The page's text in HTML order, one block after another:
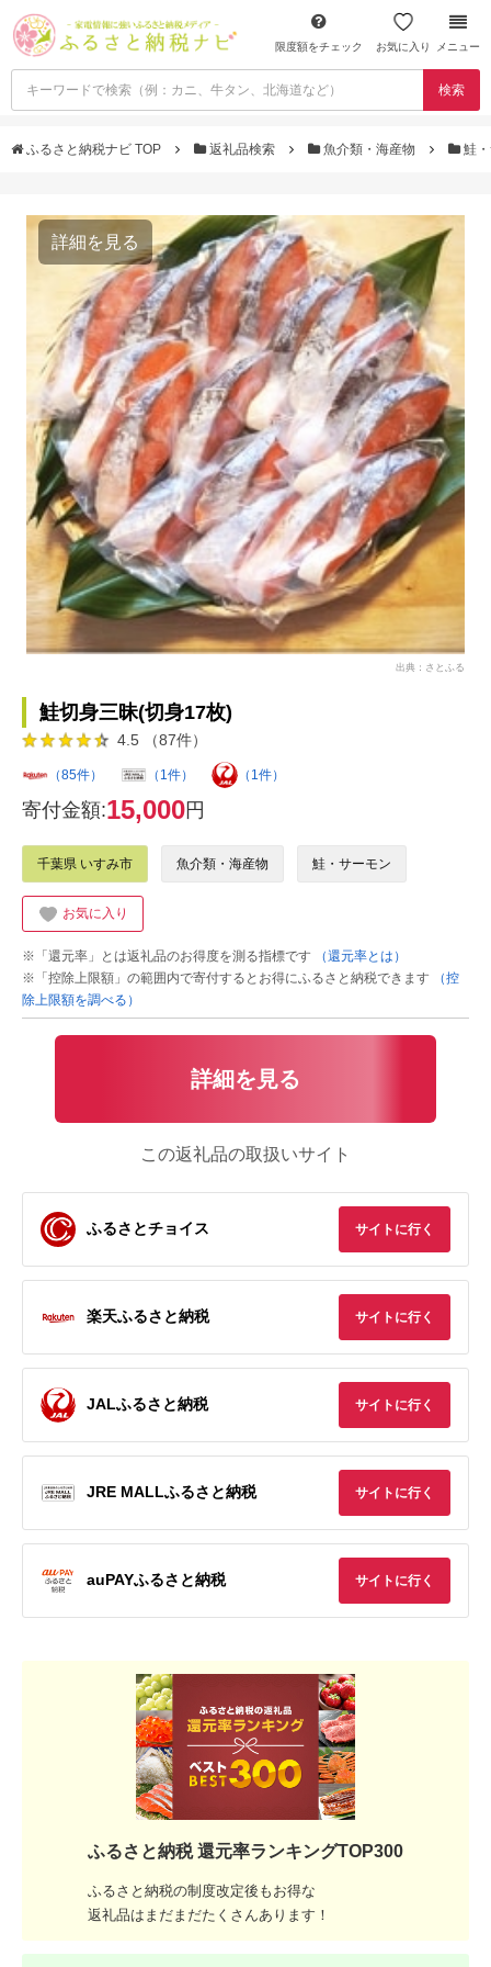
限度額をチェック お気に入り メニュー
検索
ふるさと納税ナビ TOP 返礼品検索 魚介類・海産物 鮭
詳細を見る
出典：さとふる
鮭切身三昧(切身17枚)
4.5 （87件）
（85件） （1件） （1件）
寄付金額:15,000円
千葉県 いすみ市 魚介類・海産物 鮭・サーモン
お気に入り
※「還元率」とは返礼品のお得度を測る指標です
（還元率とは）
※「控除上限額」の範囲内で寄付するとお得にふるさと納税できます
（控
除上限額を調べる）
詳細を見る
この返礼品の取扱いサイト
ふるさとチョイス サイトに行く
楽天ふるさと納税 サイトに行く
JALふるさと納税 サイトに行く
JRE MALLふるさと納税 サイトに行く
auPAYふるさと納税 サイトに行く
ふるさと納税 還元率ランキングTOP300
ふるさと納税の制度改定後もお得な
返礼品はまだまだたくさんあります！